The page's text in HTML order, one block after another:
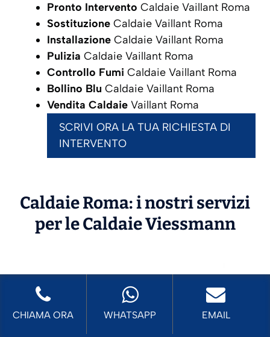
Pronto Intervento Caldaie Vaillant Roma
Sostituzione Caldaie Vaillant Roma
Installazione Caldaie Vaillant Roma
Pulizia Caldaie Vaillant Roma
Controllo Fumi Caldaie Vaillant Roma
Bollino Blu Caldaie Vaillant Roma
Vendita Caldaie Vaillant Roma
SCRIVI ORA LA TUA RICHIESTA DI
INTERVENTO
Caldaie Roma: i nostri servizi
per le CaldaieViessmann
CHIAMA ORA WHATSAPP EMAIL